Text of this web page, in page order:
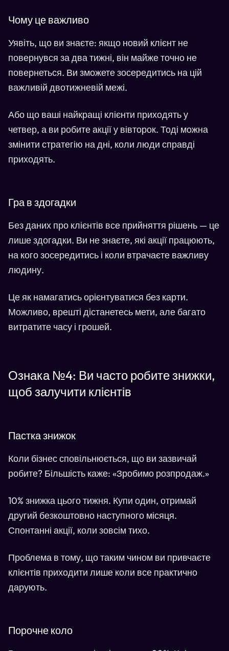
Чому це важливо
Уявіть, що ви знаєте: якщо новий клієнт не
повернувся за два тижні, він майже точно не
повернеться. Ви зможете зосередитись на цій
важливій двотижневій межі.
Або що ваші найкращі клієнти приходять у
четвер, а ви робите акції у вівторок. Тоді можна
змінити стратегію на дні, коли люди справді
приходять.
Гра в здогадки
Без даних про клієнтів все прийняття рішень — це
лише здогадки. Ви не знаєте, які акції працюють,
на кого зосередитись і коли втрачаєте важливу
людину.
Це як намагатись орієнтуватися без карти.
Можливо, врешті дістанетесь мети, але багато
витратите часу і грошей.
Ознака №4: Ви часто робите знижки,
щоб залучити клієнтів
Пастка знижок
Коли бізнес сповільнюється, що ви зазвичай
робите? Більшість каже: «Зробимо розпродаж.»
10% знижка цього тижня. Купи один, отримай
другий безкоштовно наступного місяця.
Спонтанні акції, коли зовсім тихо.
Проблема в тому, що таким чином ви привчаєте
клієнтів приходити лише коли все практично
дарують.
Порочне коло